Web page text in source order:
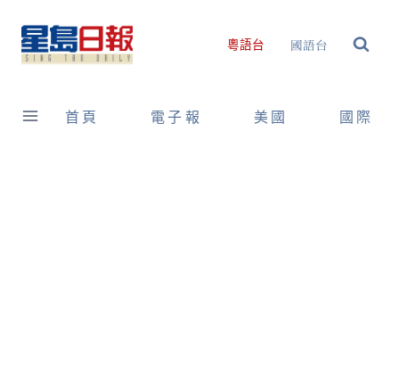
content
粵語台 國語台
首頁 電子報 美國 國際